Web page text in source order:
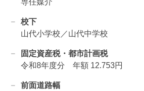
専任媒介
校下
山代小学校／山代中学校
固定資産税・都市計画税
令和8年度分 年額 12.753円
前面道路幅